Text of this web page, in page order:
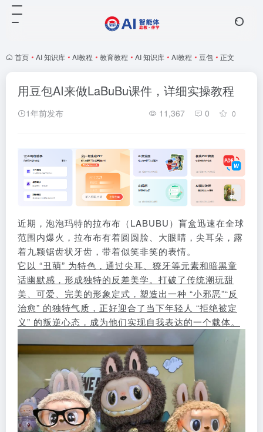
首页 • AI 知识库 • AI教程 • 教育教程 • AI 知识库 • AI教程 • 豆包 • 正文
用豆包AI来做LaBuBu课件，详细实操教程
1年前发布 11,367 0 0
近期，泡泡玛特的拉布布（LABUBU）盲盒迅速在全球
范围内爆火，拉布布有着圆圆脸、大眼睛，尖耳朵，露
着九颗锯齿状牙齿，带着似笑非笑的表情。
它以 “丑萌” 为特色，通过尖耳、獠牙等元素和暗黑童
话幽默感，形成独特的反差美学。打破了传统潮玩甜
美、可爱、完美的形象定式，塑造出一种 “小邪恶”“反
治愈” 的独特气质，正好迎合了当下年轻人 “拒绝被定
义” 的叛逆心态，成为他们实现自我表达的一个载体。